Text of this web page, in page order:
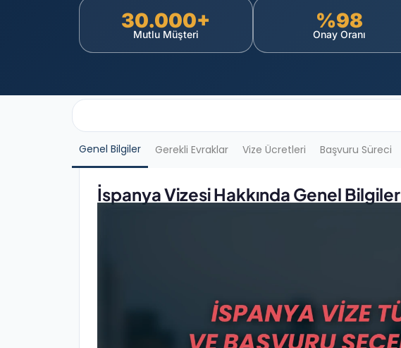
30.000+
Mutlu Müşteri
%98
Onay Oranı
Genel Bilgiler Gerekli Evraklar Vize Ücretleri Başvuru Süreci
İspanya Vizesi Hakkında Genel Bilgiler